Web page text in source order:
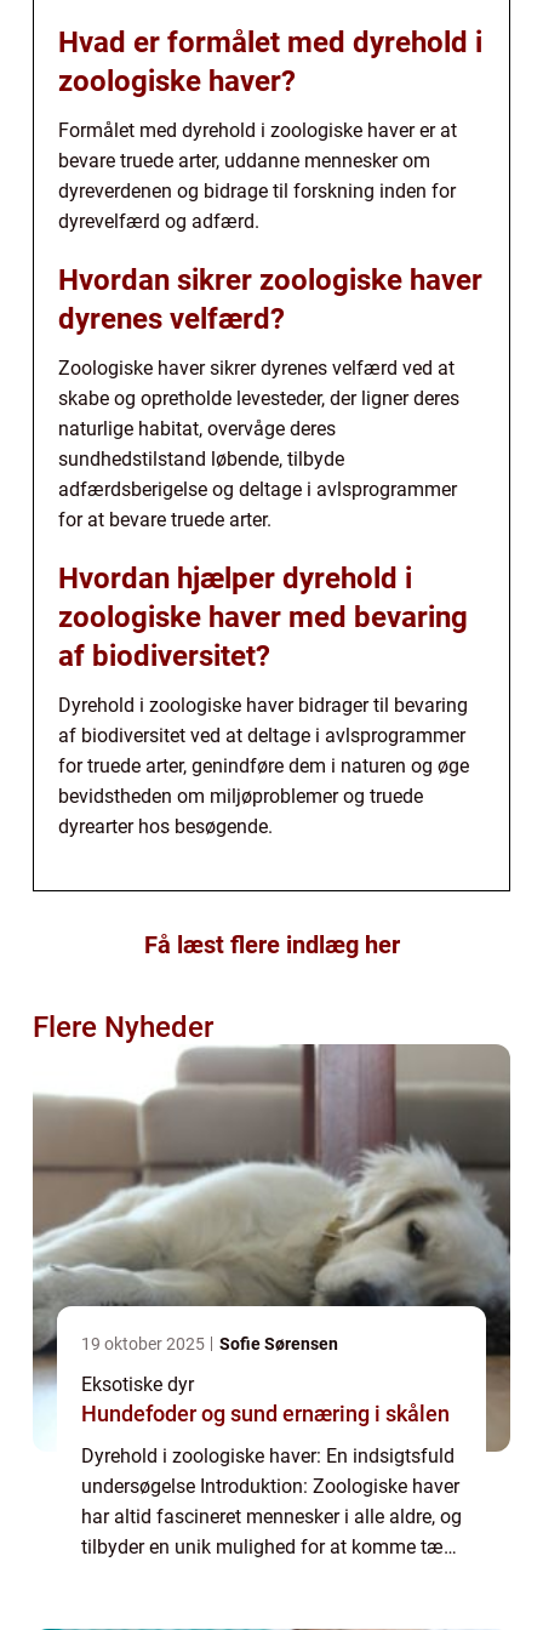
Hvad er formålet med dyrehold i
zoologiske haver?
Formålet med dyrehold i zoologiske haver er at
bevare truede arter, uddanne mennesker om
dyreverdenen og bidrage til forskning inden for
dyrevelfærd og adfærd.
Hvordan sikrer zoologiske haver
dyrenes velfærd?
Zoologiske haver sikrer dyrenes velfærd ved at
skabe og opretholde levesteder, der ligner deres
naturlige habitat, overvåge deres
sundhedstilstand løbende, tilbyde
adfærdsberigelse og deltage i avlsprogrammer
for at bevare truede arter.
Hvordan hjælper dyrehold i
zoologiske haver med bevaring
af biodiversitet?
Dyrehold i zoologiske haver bidrager til bevaring
af biodiversitet ved at deltage i avlsprogrammer
for truede arter, genindføre dem i naturen og øge
bevidstheden om miljøproblemer og truede
dyrearter hos besøgende.
Få læst flere indlæg her
Flere Nyheder
19 oktober 2025 Sofie Sørensen
Eksotiske dyr
Hundefoder og sund ernæring i skålen
Dyrehold i zoologiske haver: En indsigtsfuld
undersøgelse Introduktion: Zoologiske haver
har altid fascineret mennesker i alle aldre, og
tilbyder en unik mulighed for at komme tæt